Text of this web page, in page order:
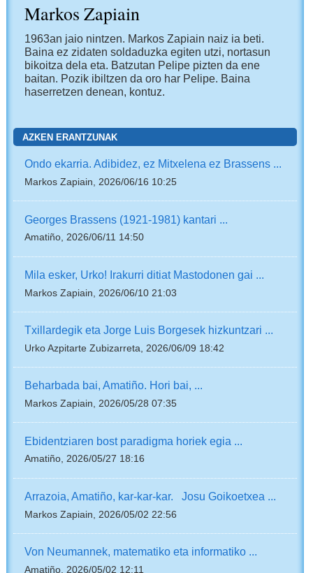
Markos Zapiain
1963an jaio nintzen. Markos Zapiain naiz ia beti.
Baina ez zidaten soldaduzka egiten utzi, nortasun
bikoitza dela eta. Batzutan Pelipe pizten da ene
baitan. Pozik ibiltzen da oro har Pelipe. Baina
haserretzen denean, kontuz.
AZKEN ERANTZUNAK
Ondo ekarria. Adibidez, ez Mitxelena ez Brassens ...
Markos Zapiain, 2026/06/16 10:25
Georges Brassens (1921-1981) kantari ...
Amatiño, 2026/06/11 14:50
Mila esker, Urko! Irakurri ditiat Mastodonen gai ...
Markos Zapiain, 2026/06/10 21:03
Txillardegik eta Jorge Luis Borgesek hizkuntzari ...
Urko Azpitarte Zubizarreta, 2026/06/09 18:42
Beharbada bai, Amatiño. Hori bai, ...
Markos Zapiain, 2026/05/28 07:35
Ebidentziaren bost paradigma horiek egia ...
Amatiño, 2026/05/27 18:16
Arrazoia, Amatiño, kar-kar-kar. Josu Goikoetxea ...
Markos Zapiain, 2026/05/02 22:56
Von Neumannek, matematiko eta informatiko ...
Amatiño, 2026/05/02 12:11